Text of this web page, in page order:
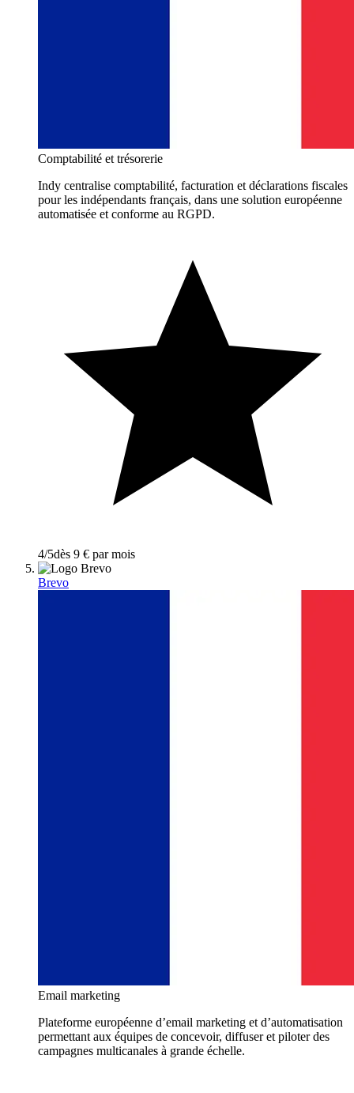
Comptabilité et trésorerie
Indy centralise comptabilité, facturation et déclarations fiscales
pour les indépendants français, dans une solution européenne
automatisée et conforme au RGPD.
4/5dès 9 € par mois
Brevo
Email marketing
Plateforme européenne d’email marketing et d’automatisation
permettant aux équipes de concevoir, diffuser et piloter des
campagnes multicanales à grande échelle.